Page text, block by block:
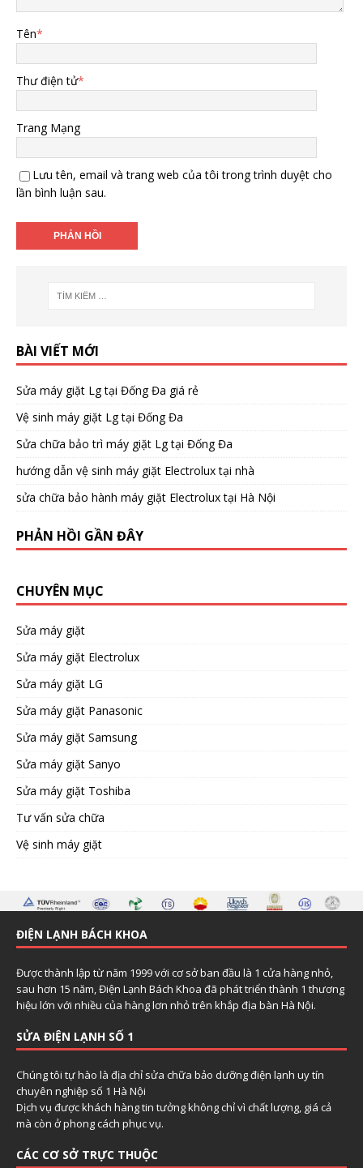
Tên*
Thư điện tử*
Trang Mạng
Lưu tên, email và trang web của tôi trong trình duyệt cho
lần bình luận sau.
BÀI VIẾT MỚI
Sửa máy giặt Lg tại Đống Đa giá rẻ
Vệ sinh máy giặt Lg tại Đống Đa
Sửa chữa bảo trì máy giặt Lg tại Đống Đa
hướng dẫn vệ sinh máy giặt Electrolux tại nhà
sửa chữa bảo hành máy giặt Electrolux tại Hà Nội
PHẢN HỒI GẦN ĐÂY
CHUYÊN MỤC
Sửa máy giặt
Sửa máy giặt Electrolux
Sửa máy giặt LG
Sửa máy giặt Panasonic
Sửa máy giặt Samsung
Sửa máy giặt Sanyo
Sửa máy giặt Toshiba
Tư vấn sửa chữa
Vệ sinh máy giặt
ĐIỆN LẠNH BÁCH KHOA
Được thành lập từ năm 1999 với cơ sở ban đầu là 1 cửa hàng nhỏ,
sau hơn 15 năm, Điện Lạnh Bách Khoa đã phát triển thành 1 thương
hiệu lớn với nhiều của hàng lơn nhỏ trên khắp địa bàn Hà Nội.
SỬA ĐIỆN LẠNH SỐ 1
Chúng tôi tự hào là địa chỉ sửa chữa bảo dưỡng điện lạnh uy tín
chuyên nghiệp số 1 Hà Nội
Dịch vụ được khách hàng tin tưởng không chỉ vì chất lượng, giá cả
mà còn ở phong cách phục vụ.
CÁC CƠ SỞ TRỰC THUỘC